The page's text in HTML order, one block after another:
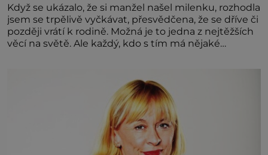
Když se ukázalo, že si manžel našel milenku, rozhodla
jsem se trpělivě vyčkávat, přesvědčena, že se dříve či
později vrátí k rodině. Možná je to jedna z nejtěžších
věcí na světě. Ale každý, kdo s tím má nějaké